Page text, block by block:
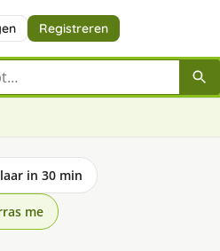
Registreren
in 30 min
me